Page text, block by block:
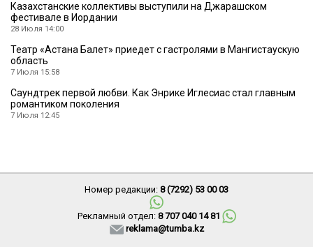
Казахстанские коллективы выступили на Джарашском
фестивале в Иордании
28 Июля 14:00
Театр «Астана Балет» приедет с гастролями в Мангистаускую
область
7 Июля 15:58
Саундтрек первой любви. Как Энрике Иглесиас стал главным
романтиком поколения
7 Июля 12:45
Номер редакции: 8 (7292) 53 00 03
Рекламный отдел: 8 707 040 14 81
reklama@tumba.kz